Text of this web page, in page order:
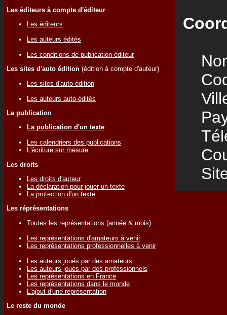
Les éditeurs à compte d'éditeur
Les éditeurs
Les auteurs édités
Les conditions de publication éditeur
Les sites d'auto édition (édition à compte d'auteur)
Les sites d'auto-édition
Les auteurs auto-édités
La publication
La publication d'un texte
Les calendriers des publications
L'écriture sur mesure
Les droits
Les droits d'auteur
La déclaration pour jouer un texte
La protection d'un texte
Les réprésentations
Toutes les représentations (année & mois)
Les représentations d'amateurs à venir
Les représentations professionnelles à venir
Les auteurs joués par des amateurs
Les auteurs joués par des professionnels
Les représentations en France
Les représentations dans le monde
L'ajout d'une représentation
Le reste du monde